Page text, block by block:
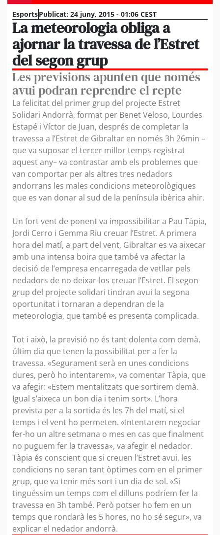
EsportsPublicat: 24 juny, 2015 - 01:06 CEST
La meteorologia obliga a
ajornar la travessa de l’Estret
del segon grup
Les previsions apunten que només
avui podran reprendre el repte
La felicitat del primer grup del projecte Estret
Solidari Andorrà, format per Benet Veloso, Lourdes
Estapé i Víctor de Juan, després de completar la
travessa a l’Estret de Gibraltar en només 3h 26min –
que va suposar el tercer millor temps registrat
aquest any– va contrastar amb els problemes que
van comportar per als altres tres nedadors
andorrans les males condicions meteorològiques
que es van donar al sud de la península ibèrica ahir.
Un fort vent de ponent va impossibilitar a Pau Tàpia,
Jordi Cerro i Gemma Riu creuar l’Estret. A primera
hora del matí, a part del vent, Gibraltar es va aixecar
amb una intensa boira que també va afectar la
decisió de l’empresa encarregada de vetllar pels
nedadors de no deixar-los creuar l’Estret. El segon
grup del projecte solidari tindran avui la segona
oportunitat i tornaran a dependran de la
meteorologia, que també es presenta complicada.
Tot i això, la previsió no és tant dolenta com demà,
últim dia que tenen la possibilitat per a fer la
travessa. «Segurament serà en unes condicions
dures, però ho intentarem», va comentar Tàpia, que
va afegir: «Estem mentalitzats que sortirem demà.
Igual s’aixeca un bon dia i tenim sort». L’hora
prevista per a la sortida és les 7h del matí, si el
temps i el vent ho permeten. «Intentarem negociar
fer-ho un altre setmana o mes en cas que finalment
no puguem fer la travessa», va afegir el nedador.
Tàpia és conscient que si creuen l’Estret avui, les
condicions no seran tant òptimes com en el primer
grup, que va tenir més sort i un dia de sol. «Si
tinguéssim un temps com el dilluns podríem fer la
travessa en 3h també. Però potser ho fem en un
temps que rondarà les 5 hores, no ho sé segur», va
explicar el nedador andorrà.